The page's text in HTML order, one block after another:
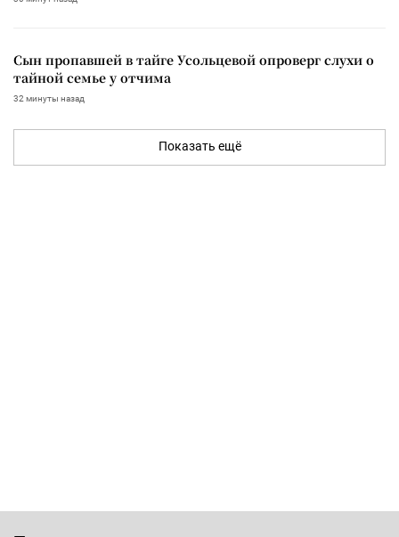
Сын пропавшей в тайге Усольцевой опроверг слухи о
тайной семье у отчима
32 минуты назад
Показать ещё